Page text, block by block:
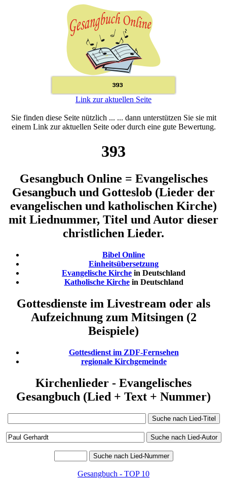
Link zur aktuellen Seite
Sie finden diese Seite nützlich ... ... dann unterstützen Sie sie mit
einem Link zur aktuellen Seite oder durch eine gute Bewertung.
393
Gesangbuch Online = Evangelisches
Gesangbuch und Gotteslob (Lieder der
evangelischen und katholischen Kirche)
mit Liednummer, Titel und Autor dieser
christlichen Lieder.
Bibel Online
Einheitsübersetzung
Evangelische Kirche in Deutschland
Katholische Kirchein Deutschland
Gottesdienste im Livestream oder als
Aufzeichnung zum Mitsingen (2
Beispiele)
Gottesdienst im ZDF-Fernsehen
regionale Kirchgemeinde
Kirchenlieder - Evangelisches
Gesangbuch (Lied + Text + Nummer)
Gesangbuch - TOP 10